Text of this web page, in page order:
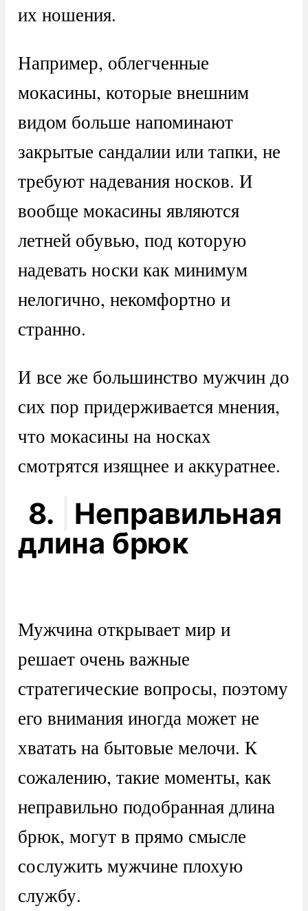
их ношения.
Например, облегченные
мокасины, которые внешним
видом больше напоминают
закрытые сандалии или тапки, не
требуют надевания носков. И
вообще мокасины являются
летней обувью, под которую
надевать носки как минимум
нелогично, некомфортно и
странно.
И все же большинство мужчин до
сих пор придерживается мнения,
что мокасины на носках
смотрятся изящнее и аккуратнее.
8.
Неправильная
длина брюк
Мужчина открывает мир и
решает очень важные
стратегические вопросы, поэтому
его внимания иногда может не
хватать на бытовые мелочи. К
сожалению, такие моменты, как
неправильно подобранная длина
брюк, могут в прямо смысле
сослужить мужчине плохую
службу.